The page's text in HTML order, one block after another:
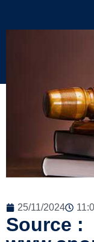
25/11/2024
Source :